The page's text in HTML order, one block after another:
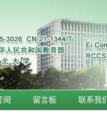
阅 留言板 联系我们